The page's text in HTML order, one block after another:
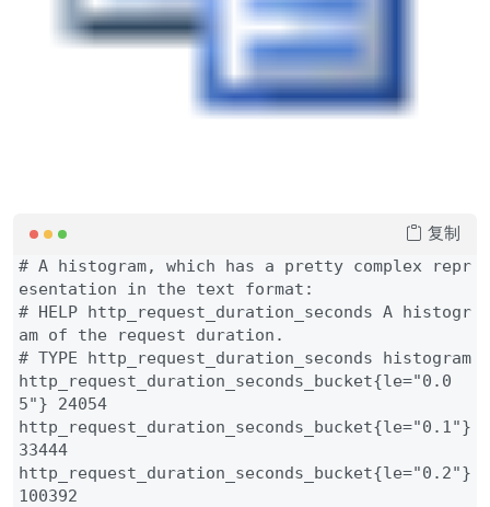
# A histogram, which has a pretty complex repr
esentation in the text format:
# HELP http_request_duration_seconds A histogr
am of the request duration.
# TYPE http_request_duration_seconds histogram
http_request_duration_seconds_bucket{le="0.0
5"} 24054
http_request_duration_seconds_bucket{le="0.1"}
33444
http_request_duration_seconds_bucket{le="0.2"}
100392
复制